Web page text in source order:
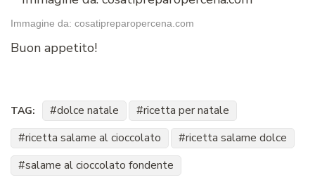
Immagine da: cosatipreparopercena.com
Buon appetito!
TAG: dolce natale
ricetta per natale
ricetta salame al cioccolato
ricetta salame dolce
salame al cioccolato fondente